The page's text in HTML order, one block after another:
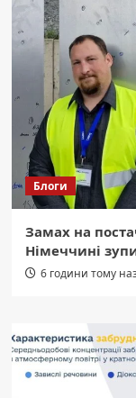
Блоги
Замах на
Німеччині
6 години тому